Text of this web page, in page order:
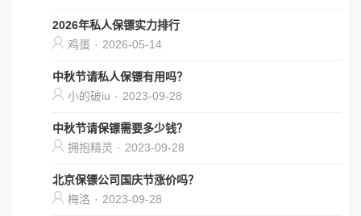
2026年私人保镖实力排行
鸡蛋 · 2026-05-14
中秋节请私人保镖有用吗？
小的破iu · 2023-09-28
中秋节请保镖需要多少钱？
拥抱精灵 · 2023-09-28
北京保镖公司国庆节涨价吗？
梅洛 · 2023-09-28